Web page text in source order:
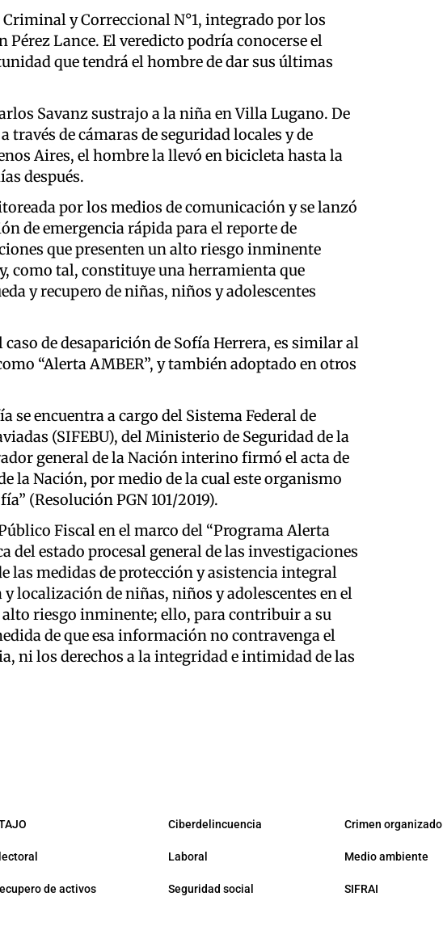
y Correccional N°1, integrado por los
Lance. El veredicto podría conocerse el
que tendrá el hombre de dar sus últimas
Savanz sustrajo a la niña en Villa Lugano. De
de cámaras de seguridad locales y de
Aires, el hombre la llevó en bicicleta hasta la
después.
por los medios de comunicación y se lanzó
de emergencia rápida para el reporte de
que presenten un alto riesgo inminente
como tal, constituye una herramienta que
y recupero de niñas, niños y adolescentes
de desaparición de Sofía Herrera, es similar al
“Alerta AMBER”, y también adoptado en otros
encuentra a cargo del Sistema Federal de
(SIFEBU), del Ministerio de Seguridad de la
general de la Nación interino firmó el acta de
la Nación, por medio de la cual este organismo
(Resolución PGN 101/2019).
Fiscal en el marco del “Programa Alerta
estado procesal general de las investigaciones
las medidas de protección y asistencia integral
localización de niñas, niños y adolescentes en el
riesgo inminente; ello, para contribuir a su
de que esa información no contravenga el
ni los derechos a la integridad e intimidad de las
Ciberdelincuencia Crimen organizado
Laboral Medio ambiente
de activos Seguridad social SIFRAI